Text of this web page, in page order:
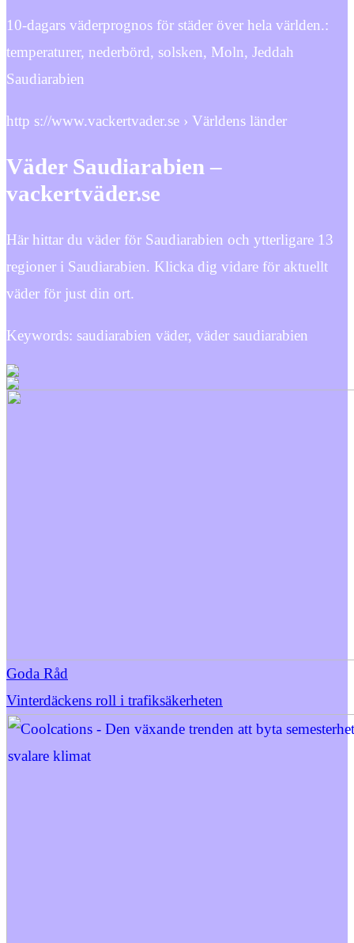
10-dagars väderprognos för städer över hela världen.:
temperaturer, nederbörd, solsken, Moln, Jeddah
Saudiarabien
http s://www.vackertvader.se › Världens länder
Väder Saudiarabien –
vackertväder.se
Här hittar du väder för Saudiarabien och ytterligare 13
regioner i Saudiarabien. Klicka dig vidare för aktuellt
väder för just din ort.
Keywords: saudiarabien väder, väder saudiarabien
Goda Råd
Vinterdäckens roll i trafiksäkerheten